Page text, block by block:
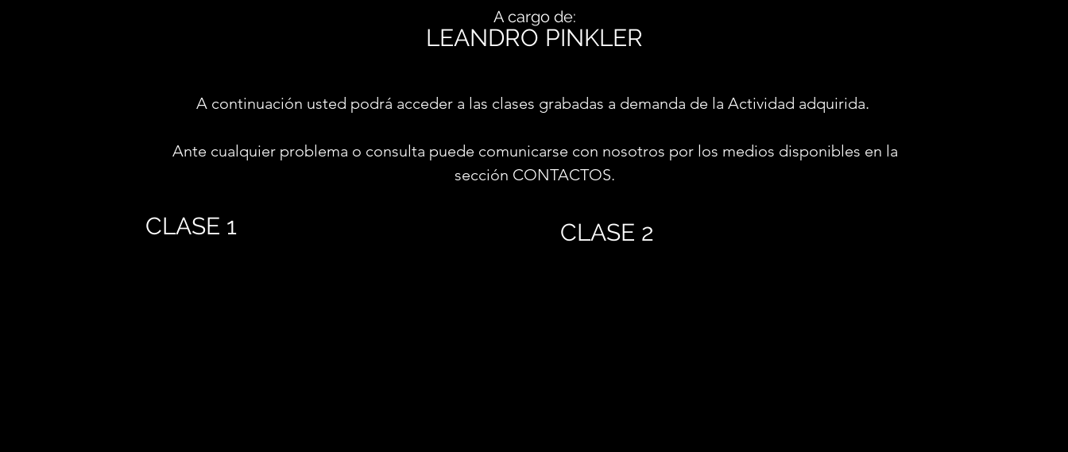
LEANDRO PINKLER
A cargo de:
A continuación usted podrá acceder a las clases grabadas a demanda de la Actividad adquirida.
Ante cualquier problema o consulta puede comunicarse con nosotros por los medios disponibles en la
sección CONTACTOS.
CLASE 1 CLASE 2